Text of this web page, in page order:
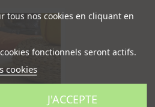
tous nos cookies en cliquant en
fonctionnels seront actifs.
cookies
J'ACCEPTE